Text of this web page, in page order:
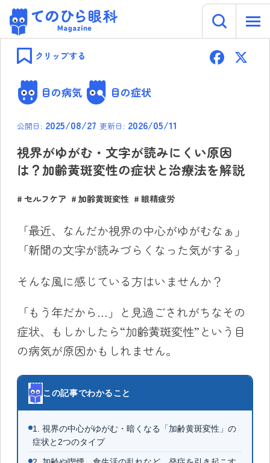
Skip
content
てのひら眼科 Magazine
目の病気 目の症状
クリップする F
ok
公開日: 2025/08/27 更新日: 2026/05/11
視界がゆがむ・文字が読みにくい原因
は？加齢黄斑変性の症状と治療法を解説
セルフケア 加齢黄斑変性 眼精疲労
「最近、なんだか視界の中心がゆがむなぁ」
「新聞の文字が読みづらくなった気がする」
そんな風に感じている方はいませんか？
「もう年だから…」と見過ごされがちなその
症状、もしかしたら“加齢黄斑変性”という目
の病気が原因かもしれません。
この記事でわかること
1. 視界の中心がゆがむ・暗くなる「加齢黄斑変性」の
症状と2つのタイプ